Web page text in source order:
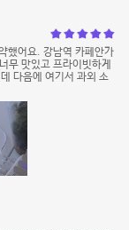
했어요. 강남역 카페안가
무 맛있고 프라이빗하게
다음에 여기서 과외 소